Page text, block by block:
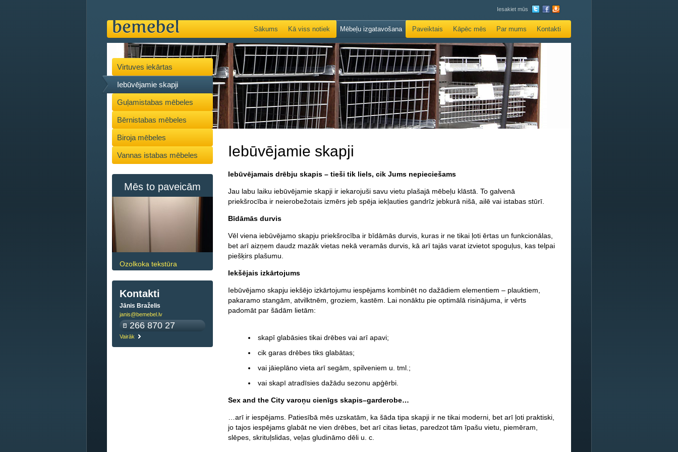
Iesakiet mūs
Sākums Kā viss notiek Mēbeļu izgatavošana Paveiktais Kāpēc mēs Par mums Kontakti
Virtuves iekārtas
Iebūvējamie skapji
Guļamistabas mēbeles
Bērnistabas mēbeles
Biroja mēbeles
Vannas istabas mēbeles
Mēs to paveicām
Ozolkoka tekstūra
Kontakti
Jānis Braželis
janis@bemebel.lv
266 870 27
Vairāk
Iebūvējamie skapji
Iebūvējamais drēbju skapis – tieši tik liels, cik Jums nepieciešams
Jau labu laiku iebūvējamie skapji ir iekarojuši savu vietu plašajā mēbeļu klāstā. To galvenā
priekšrocība ir neierobežotais izmērs jeb spēja iekļauties gandrīz jebkurā nišā, ailē vai istabas stūrī.
Bīdāmās durvis
Vēl viena iebūvējamo skapju priekšrocība ir bīdāmās durvis, kuras ir ne tikai ļoti ērtas un funkcionālas,
bet arī aizņem daudz mazāk vietas nekā veramās durvis, kā arī tajās varat izvietot spoguļus, kas telpai
piešķirs plašumu.
Iekšējais izkārtojums
Iebūvējamo skapju iekšējo izkārtojumu iespējams kombinēt no dažādiem elementiem – plauktiem,
pakaramo stangām, atvilktnēm, groziem, kastēm. Lai nonāktu pie optimālā risinājuma, ir vērts
padomāt par šādām lietām:
skapī glabāsies tikai drēbes vai arī apavi;
cik garas drēbes tiks glabātas;
vai jāieplāno vieta arī segām, spilveniem u. tml.;
vai skapī atradīsies dažādu sezonu apģērbi.
Sex and the City varoņu cienīgs skapis–garderobe…
…arī ir iespējams. Patiesībā mēs uzskatām, ka šāda tipa skapji ir ne tikai moderni, bet arī ļoti praktiski,
jo tajos iespējams glabāt ne vien drēbes, bet arī citas lietas, paredzot tām īpašu vietu, piemēram,
slēpes, skrituļslidas, veļas gludināmo dēli u. c.